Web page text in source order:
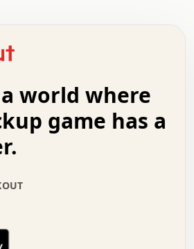
.   .   .   .   .   +   .   .
.   .   .   .   .   .   :   .
.   .   .   .   .   .   .   +
.   .   .   .   .   o   .   .
.   .   .   .   :   .   .   o
.   .   .   .   o   .   .   .
.   .   :   .   .   .   .   .
.   .   +   .   .   x   .   .
:   +   .   .   .   .   .   o
.   .   .   .   .   .   .   .
.   .   .   .   .   .   +   .
world where
game has a